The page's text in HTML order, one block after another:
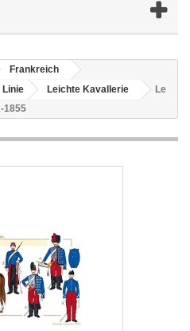
Frankreich
Linie Leichte Kavallerie
Le
1855